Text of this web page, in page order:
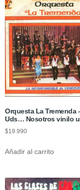
Orquesta La Tremenda
Uds… Nosotros vinilo
$19.990
Añadir al carrito